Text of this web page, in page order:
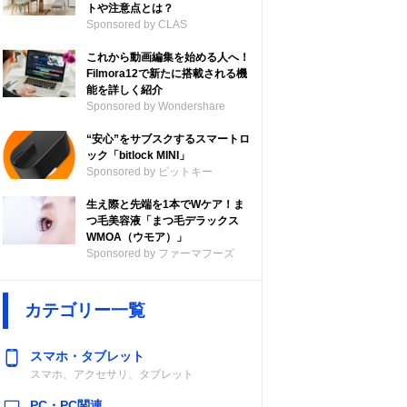
トや注意点とは？
Sponsored by CLAS
これから動画編集を始める人へ！
Filmora12で新たに搭載される機
能を詳しく紹介
Sponsored by Wondershare
“安心”をサブスクするスマートロ
ック「bitlock MINI」
Sponsored by ビットキー
生え際と先端を1本でWケア！ま
つ毛美容液「まつ毛デラックス
WMOA（ウモア）」
Sponsored by ファーマフーズ
カテゴリー一覧
スマホ・タブレット
スマホ、アクセサリ、タブレット